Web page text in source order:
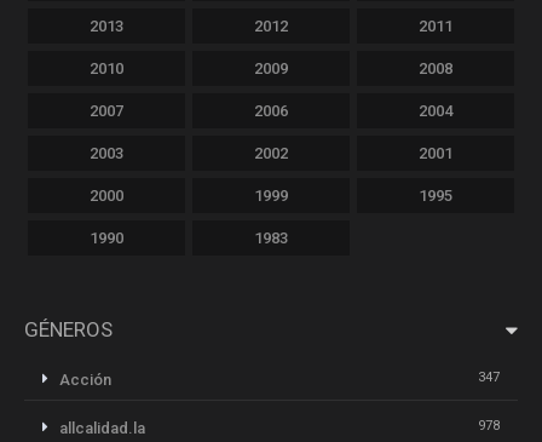
2013 2012 2011
2010 2009 2008
2007 2006 2004
2003 2002 2001
2000 1999 1995
1990 1983
GÉNEROS
Acción 347
allcalidad.la 978